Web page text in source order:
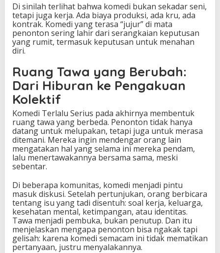
Di sinilah terlihat bahwa komedi bukan sekadar seni,
tetapi juga kerja. Ada biaya produksi, ada kru, ada
kontrak. Komedi yang terasa “jujur” di mata
penonton sering lahir dari serangkaian keputusan
yang rumit, termasuk keputusan untuk menahan
diri.
Ruang Tawa yang Berubah:
Dari Hiburan ke Pengakuan
Kolektif
Komedi Terlalu Serius pada akhirnya membentuk
ruang tawa yang berbeda. Penonton tidak hanya
datang untuk melupakan, tetapi juga untuk merasa
ditemani. Mereka ingin mendengar orang lain
mengatakan hal yang selama ini mereka pendam,
lalu menertawakannya bersama sama, meski
sebentar.
Di beberapa komunitas, komedi menjadi pintu
masuk diskusi. Setelah pertunjukan, orang berbicara
tentang isu yang tadi disentuh: soal kerja, keluarga,
kesehatan mental, ketimpangan, atau identitas.
Tawa menjadi pembuka, bukan penutup. Dan itu
menjelaskan mengapa penonton bisa ngakak tapi
gelisah: karena komedi semacam ini tidak mematikan
pertanyaan, justru menyalakannya.